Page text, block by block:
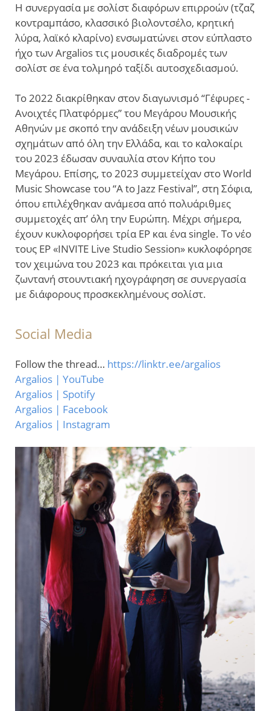
Η συνεργασία με σολίστ διαφόρων επιρροών (τζαζ
κοντραμπάσο, κλασσικό βιολοντσέλο, κρητική
λύρα, λαϊκό κλαρίνο) ενσωματώνει στον εύπλαστο
ήχο των Argalios τις μουσικές διαδρομές των
σολίστ σε ένα τολμηρό ταξίδι αυτοσχεδιασμού.
Το 2022 διακρίθηκαν στον διαγωνισμό “Γέφυρες -
Ανοιχτές Πλατφόρμες” του Μεγάρου Μουσικής
Αθηνών με σκοπό την ανάδειξη νέων μουσικών
σχημάτων από όλη την Ελλάδα, και το καλοκαίρι
του 2023 έδωσαν συναυλία στον Κήπο του
Μεγάρου. Επίσης, το 2023 συμμετείχαν στο World
Music Showcase του “A to Jazz Festival”, στη Σόφια,
όπου επιλέχθηκαν ανάμεσα από πολυάριθμες
συμμετοχές απ’ όλη την Ευρώπη. Μέχρι σήμερα,
έχουν κυκλοφορήσει τρία EP και ένα single. Το νέο
τους EP «INVITE Live Studio Session» κυκλοφόρησε
τον χειμώνα του 2023 και πρόκειται για μια
ζωντανή στουντιακή ηχογράφηση σε συνεργασία
με διάφορους προσκεκλημένους σολίστ.
Social Media
Follow the thread… https://linktr.ee/argalios
Argalios | YouTube
Argalios | Spotify
Argalios | Facebook
Argalios | Instagram